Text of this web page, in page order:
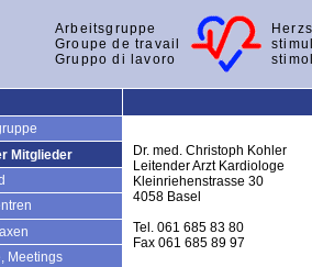
Arbeitsgruppe
Groupe de travail
Gruppo di lavoro
Mitglieder
Meetings
Dr. med. Christoph Kohler
Leitender Arzt Kardiologe
Kleinriehenstrasse 30
4058 Basel
Tel. 061 685 83 80
Fax 061 685 89 97